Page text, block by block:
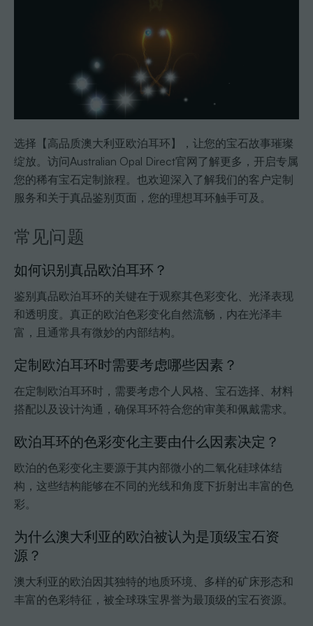
选择【高品质澳大利亚欧泊耳环】，让您的宝石故事璀璨
绽放。访问Australian Opal Direct官网了解更多，开启专属
您的稀有宝石定制旅程。也欢迎深入了解我们的客户定制
服务和关于真品鉴别页面，您的理想耳环触手可及。
常见问题
如何识别真品欧泊耳环？
鉴别真品欧泊耳环的关键在于观察其色彩变化、光泽表现
和透明度。真正的欧泊色彩变化自然流畅，内在光泽丰
富，且通常具有微妙的内部结构。
定制欧泊耳环时需要考虑哪些因素？
在定制欧泊耳环时，需要考虑个人风格、宝石选择、材料
搭配以及设计沟通，确保耳环符合您的审美和佩戴需求。
欧泊耳环的色彩变化主要由什么因素决定？
欧泊的色彩变化主要源于其内部微小的二氧化硅球体结
构，这些结构能够在不同的光线和角度下折射出丰富的色
彩。
为什么澳大利亚的欧泊被认为是顶级宝石资
源？
澳大利亚的欧泊因其独特的地质环境、多样的矿床形态和
丰富的色彩特征，被全球珠宝界誉为最顶级的宝石资源。